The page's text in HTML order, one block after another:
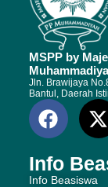
MSPP by
Jln. Brawijaya
Bantul, Daerah
Info
Info Beasiswa